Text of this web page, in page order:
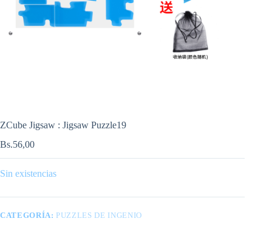
ZCube Jigsaw : Jigsaw Puzzle19
Bs.56,00
Sin existencias
CATEGORÍA: PUZZLES DE INGENIO